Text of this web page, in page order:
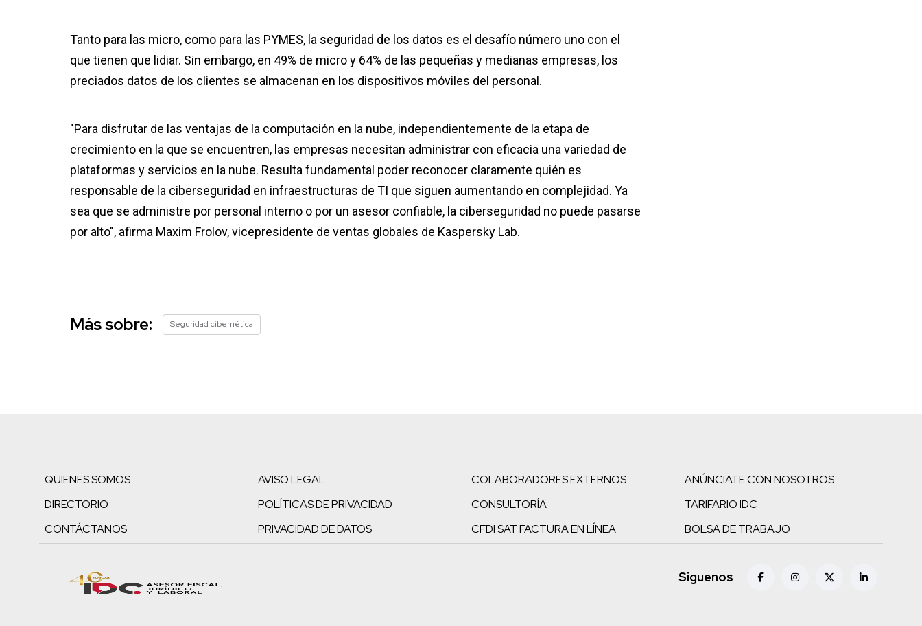
Tanto para las micro, como para las PYMES, la seguridad de los datos es el desafío número uno con el
que tienen que lidiar. Sin embargo, en 49% de micro y 64% de las pequeñas y medianas empresas, los
preciados datos de los clientes se almacenan en los dispositivos móviles del personal.
"Para disfrutar de las ventajas de la computación en la nube, independientemente de la etapa de
crecimiento en la que se encuentren, las empresas necesitan administrar con eficacia una variedad de
plataformas y servicios en la nube. Resulta fundamental poder reconocer claramente quién es
responsable de la ciberseguridad en infraestructuras de TI que siguen aumentando en complejidad. Ya
sea que se administre por personal interno o por un asesor confiable, la ciberseguridad no puede pasarse
por alto", afirma Maxim Frolov, vicepresidente de ventas globales de Kaspersky Lab.
Más sobre: Seguridad cibernética
QUIENES SOMOS
DIRECTORIO
CONTÁCTANOS
AVISO LEGAL
POLÍTICAS DE PRIVACIDAD
PRIVACIDAD DE DATOS
COLABORADORES EXTERNOS
CONSULTORÍA
CFDI SAT FACTURA EN LÍNEA
ANÚNCIATE CON NOSOTROS
TARIFARIO IDC
BOLSA DE TRABAJO
Siguenos